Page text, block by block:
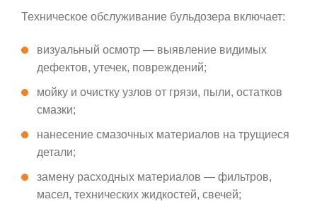
Техническое обслуживание бульдозера включает:
визуальный осмотр — выявление видимых
дефектов, утечек, повреждений;
мойку и очистку узлов от грязи, пыли, остатков
смазки;
нанесение смазочных материалов на трущиеся
детали;
замену расходных материалов — фильтров,
масел, технических жидкостей, свечей;